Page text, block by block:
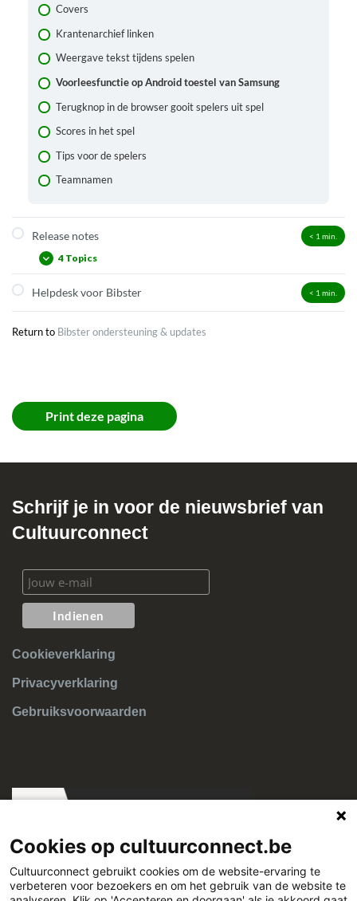
Covers
Krantenarchief linken
Weergave tekst tijdens spelen
Voorleesfunctie op Android toestel van Samsung
Terugknop in de browser gooit spelers uit spel
Scores in het spel
Tips voor de spelers
Teamnamen
Release notes < 1 min.
4 Topics
16 juni 2026
Helpdesk voor Bibster < 1 min.
Return to Bibster ondersteuning & updates
Print deze pagina
Schrijf je in voor de nieuwsbrief van
Cultuurconnect
Cookieverklaring
Privacyverklaring
Gebruiksvoorwaarden
Cookies op cultuurconnect.be
Cultuurconnect gebruikt cookies om de website-ervaring te
verbeteren voor bezoekers en om het gebruik van de website te